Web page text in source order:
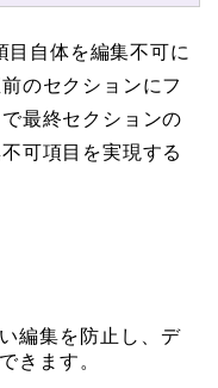
自体を編集不可に
のセクションにフ
最終セクションの
可項目を実現する
編集を防止し、デ
きます。